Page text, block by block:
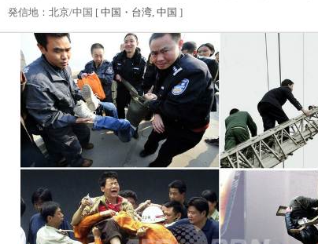
発信地：北京/中国 [ 中国・台湾 中国 ]